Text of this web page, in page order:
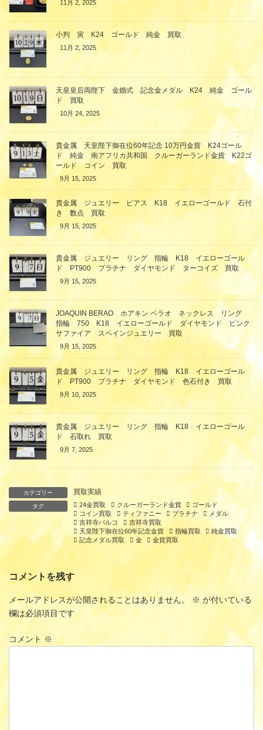
11月 2, 2025
小判 寅 K24 ゴールド 純金 買取
11月 2, 2025
天皇皇后両陛下 金婚式 記念金メダル K24 純金 ゴール
ド 買取
10月 24, 2025
貴金属 天皇陛下御在位60年記念 10万円金貨 K24ゴール
ド 純金 南アフリカ共和国 クルーガーランド金貨 K22ゴ
ールド コイン 買取
9月 15, 2025
貴金属 ジュエリー ピアス K18 イエローゴールド 石付
き 数点 買取
9月 15, 2025
貴金属 ジュエリー リング 指輪 K18 イエローゴール
ド PT900 プラチナ ダイヤモンド ターコイズ 買取
9月 15, 2025
JOAQUIN BERAO ホアキン ベラオ ネックレス リング
指輪 750 K18 イエローゴールド ダイヤモンド ピンク
サファイア スペインジュエリー 買取
9月 15, 2025
貴金属 ジュエリー リング 指輪 K18 イエローゴール
ド PT900 プラチナ ダイヤモンド 色石付き 買取
9月 10, 2025
貴金属 ジュエリー リング 指輪 K18 イエローゴール
ド 石取れ 買取
9月 7, 2025
カテゴリー 買取実績
タグ 24金買取 クルーガーランド金貨
ゴールド
コイン買取
ティファニー プラチナ
メダル
吉祥寺パルコ
吉祥寺買取
天皇陛下御在位60年記念金貨
指輪買取
純金買取
記念メダル買取
金 金貨買取
コメントを残す
メールアドレスが公開されることはありません。 ※ が付いている
欄は必須項目です
コメント ※